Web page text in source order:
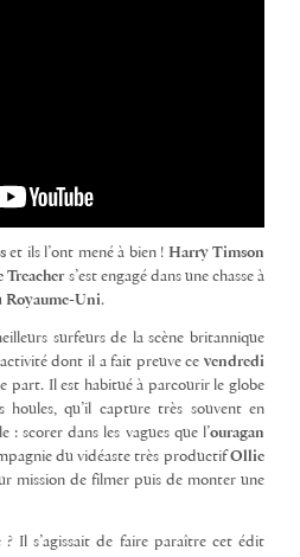
et ils l’ont mené à bien ! Harry Timson
Treachers’est engagé dans une chasse à
Royaume-Uni.
surfeurs de la scène britannique
dont il a fait preuve ce vendredi
part. Il est habitué à parcourir le globe
houles, qu’il capture très souvent en
scorer dans les vagues que l’ouragan
du vidéaste très productifOllie
mission de filmer puis de monter une
? Il s’agissait de faire paraître cet édit